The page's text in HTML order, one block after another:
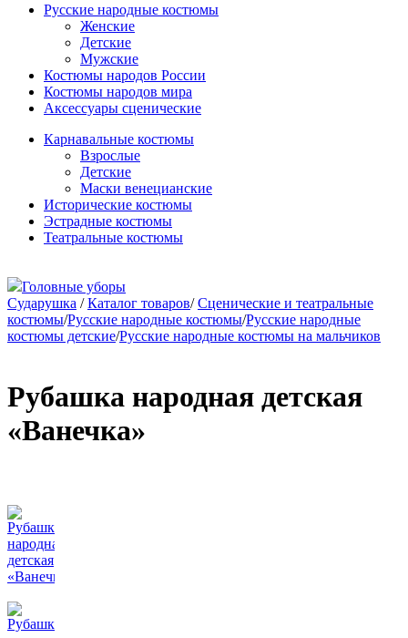
Русские народные костюмы
Женские
Детские
Мужские
Костюмы народов России
Костюмы народов мира
Аксессуары сценические
Карнавальные костюмы
Взрослые
Детские
Маски венецианские
Исторические костюмы
Эстрадные костюмы
Театральные костюмы
Головные уборы
Сударушка / Каталог товаров/ Сценические и театральные
костюмы/Русские народные костюмы/Русские народные
костюмы детские/Русские народные костюмы на мальчиков
Рубашка народная детская
«Ванечка»